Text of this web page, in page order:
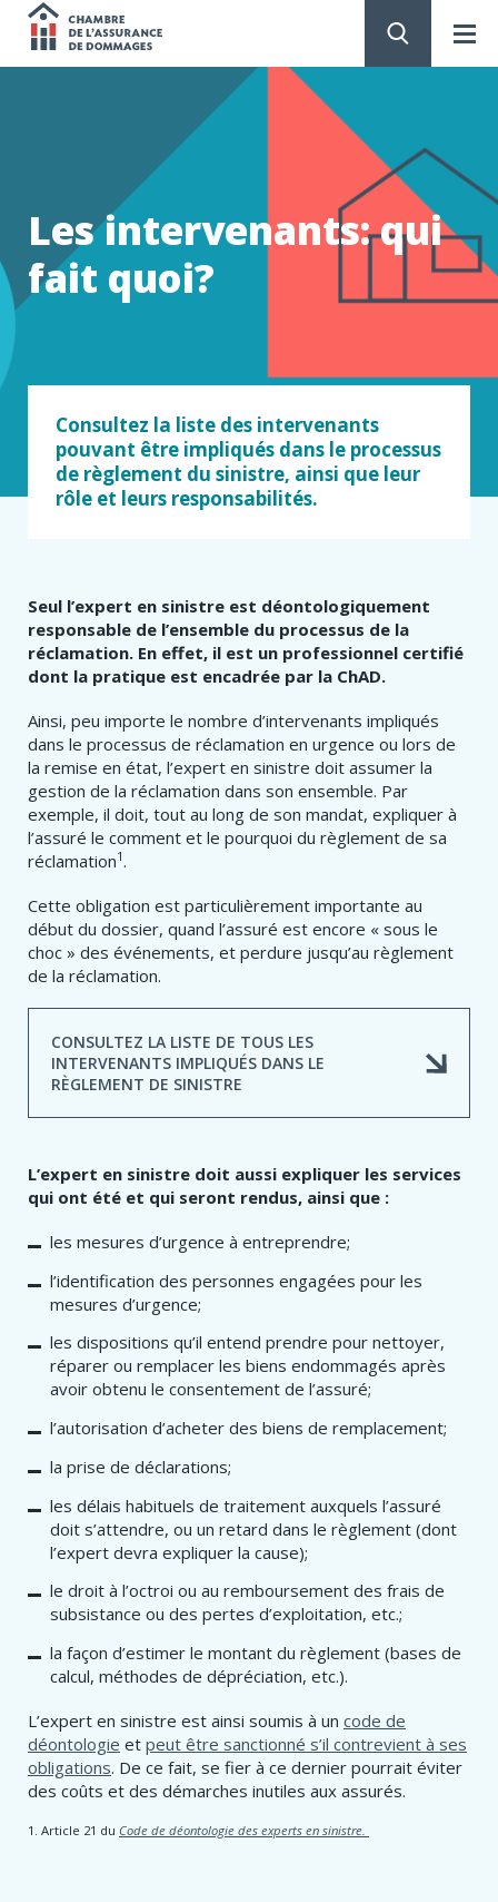
Chambre
l'assurance
de
dommages
Les intervenants: qui
fait quoi?
Consultez la liste des intervenants
pouvant être impliqués dans le processus
de règlement du sinistre, ainsi que leur
rôle et leurs responsabilités.
Seul l’expert en sinistre est déontologiquement
responsable de l’ensemble du processus de la
réclamation. En effet, il est un professionnel certifié
dont la pratique est encadrée par la ChAD.
Ainsi, peu importe le nombre d’intervenants impliqués
dans le processus de réclamation en urgence ou lors de
la remise en état, l’expert en sinistre doit assumer la
gestion de la réclamation dans son ensemble. Par
exemple, il doit, tout au long de son mandat, expliquer à
l’assuré le comment et le pourquoi du règlement de sa
réclamation​​1 .
Cette obligation est particulièrement importante au
début du dossier, quand l’assuré est encore « sous le
choc » des événements, et perdure jusqu’au règlement
de la réclamation.
CONSULTEZ LA LISTE DE TOUS LES
INTERVENANTS IMPLIQUÉS DANS LE
RÈGLEMENT DE SINISTRE
L’expert en sinistre doit aussi expliquer les services
qui ont été et qui seront rendus, ainsi que :
les mesures d’urgence à entreprendre;
l’identification des personnes engagées pour les
mesures d’urgence;
les dispositions qu’il entend prendre pour nettoyer,
réparer ou remplacer les biens endommagés après
avoir obtenu le consentement de l’assuré;
l’autorisation d’acheter des biens de remplacement;
la prise de déclarations;
les délais habituels de traitement auxquels l’assuré
doit s’attendre, ou un retard dans le règlement (dont
l’expert devra expliquer la cause);
le droit à l’octroi ou au remboursement des frais de
subsistance ou des pertes d’exploitation, etc.;
la façon d’estimer le montant du règlement (bases de
calcul, méthodes de dépréciation, etc.).
L’expert en sinistre est ainsi soumis à un code de
déontologie et peut être sanctionné s’il contrevient à ses
obligations. De ce fait, se fier à ce dernier pourrait éviter
des coûts et des démarches inutiles aux assurés.
1. Article 21 du Code de déontologie des experts en sinistre.